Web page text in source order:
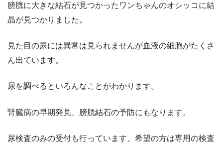
膀胱に大きな結石が見つかったワンちゃんのオシッコに結
晶が見つかりました。
見た目の尿には異常は見られませんが血液の細胞がたくさ
ん出ています。
尿を調べるといろんなことがわかります。
腎臓病の早期発見、膀胱結石の予防にもなります。
尿検査のみの受付も行っています。希望の方は専用の検査